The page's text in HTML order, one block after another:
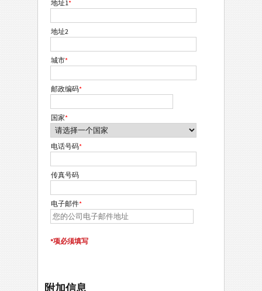
地址1*
地址2
城市*
邮政编码*
国家*
电话号码*
传真号码
电子邮件*
*项必须填写
附加信息